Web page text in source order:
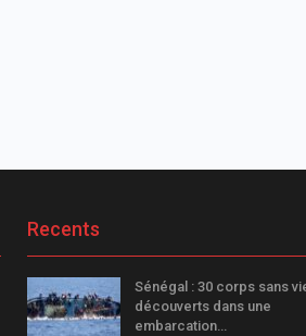
Recents
Sénégal : 30 corps sans
découverts dans une
embarcation…